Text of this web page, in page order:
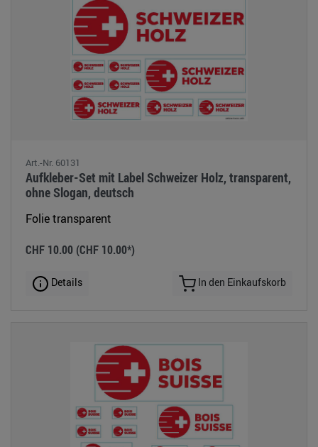
Art.-Nr. 60131
Aufkleber-Set mit Label Schweizer Holz, transparent,
ohne Slogan, deutsch
Folie transparent
CHF 10.00 (CHF 10.00*)
Details In den Einkaufskorb